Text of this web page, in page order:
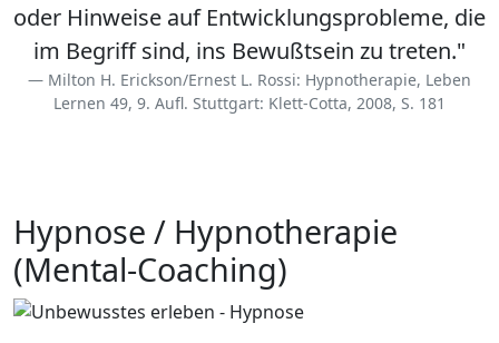
oder Hinweise auf Entwicklungsprobleme, die
im Begriff sind, ins Bewußtsein zu treten."
Milton H. Erickson/Ernest L. Rossi: Hypnotherapie, Leben
Lernen 49, 9. Aufl. Stuttgart: Klett-Cotta, 2008, S. 181
Hypnose / Hypnotherapie
(Mental-Coaching)